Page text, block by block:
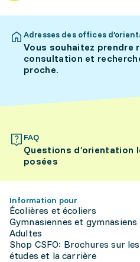
Adresses des offices
Vous souhaitez prendre
consultation et
proche.
FAQ
Questions d’orientation
posées
Information pour
Écolières et écoliers
Gymnasiennes et gymnasiens
Adultes
Shop CSFO: Brochures sur
études et la carrière